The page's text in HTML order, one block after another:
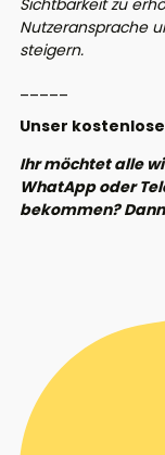
Sichtbarkeit zu
Nutzeransprache
steigern.
Unser
Ihr möchtet alle
WhatApp oder
bekommen?